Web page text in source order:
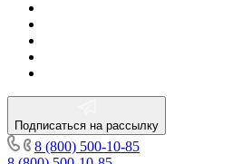
Подписаться на рассылку
8 (800) 500-10-85